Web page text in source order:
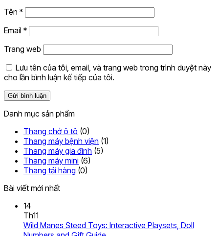
Tên *
Email *
Trang web
Lưu tên của tôi, email, và trang web trong trình duyệt này
cho lần bình luận kế tiếp của tôi.
Danh mục sản phẩm
Thang chở ô tô (0)
Thang máy bệnh viện (1)
Thang máy gia đình (5)
Thang máy mini (6)
Thang tải hàng (0)
Bài viết mới nhất
14
Th11
Wild Manes Steed Toys: Interactive Playsets, Doll